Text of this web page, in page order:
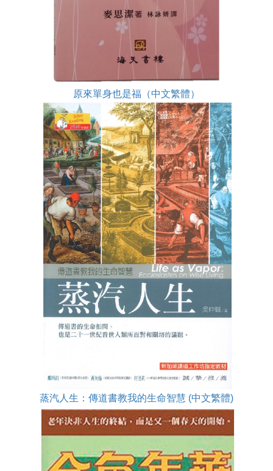
原來單身也是福（中文繁體）
蒸汽人生：傳道書教我的生命智慧 (中文繁體)